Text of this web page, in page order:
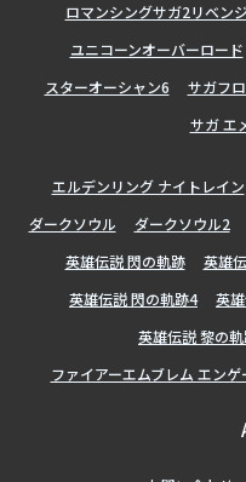
ロマンシングサガ2リベン
ユニコーンオーバーロード
スターオーシャン6
サガフ
サガ エ
エルデンリング ナイトレイン
ダークソウル
ダークソウル2
英雄伝説 閃の軌跡
英雄
英雄伝説 閃の軌跡4
英
英雄伝説 黎の
ファイアーエムブレム エンゲ